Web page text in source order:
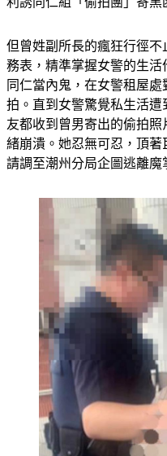
但曾姓副所長的瘋狂行徑
務表，精準掌握女警的生
同仁當內鬼，在女警租屋
拍。直到女警驚覺私生活
友都收到曾男寄出的偷拍照
緒崩潰。她忍無可忍，頂著